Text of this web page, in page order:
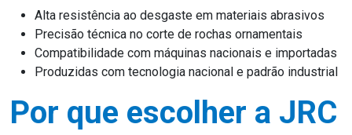
Alta resistência ao desgaste em materiais abrasivos
Precisão técnica no corte de rochas ornamentais
Compatibilidade com máquinas nacionais e importadas
Produzidas com tecnologia nacional e padrão industrial
Por que escolher a JRC